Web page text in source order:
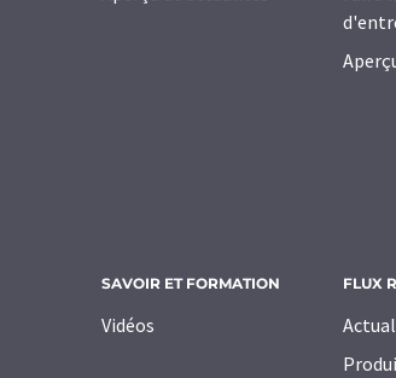
SAVOIR ET FORMATION
Vidéos
FLUX